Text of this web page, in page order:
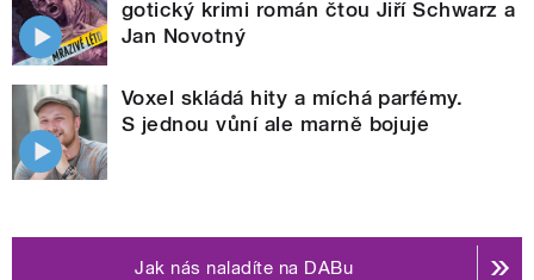
gotický krimi román čtou Jiří Schwarz a
Jan Novotný
Voxel skládá hity a míchá parfémy.
S jednou vůní ale marně bojuje
Jak nás naladíte na DABu